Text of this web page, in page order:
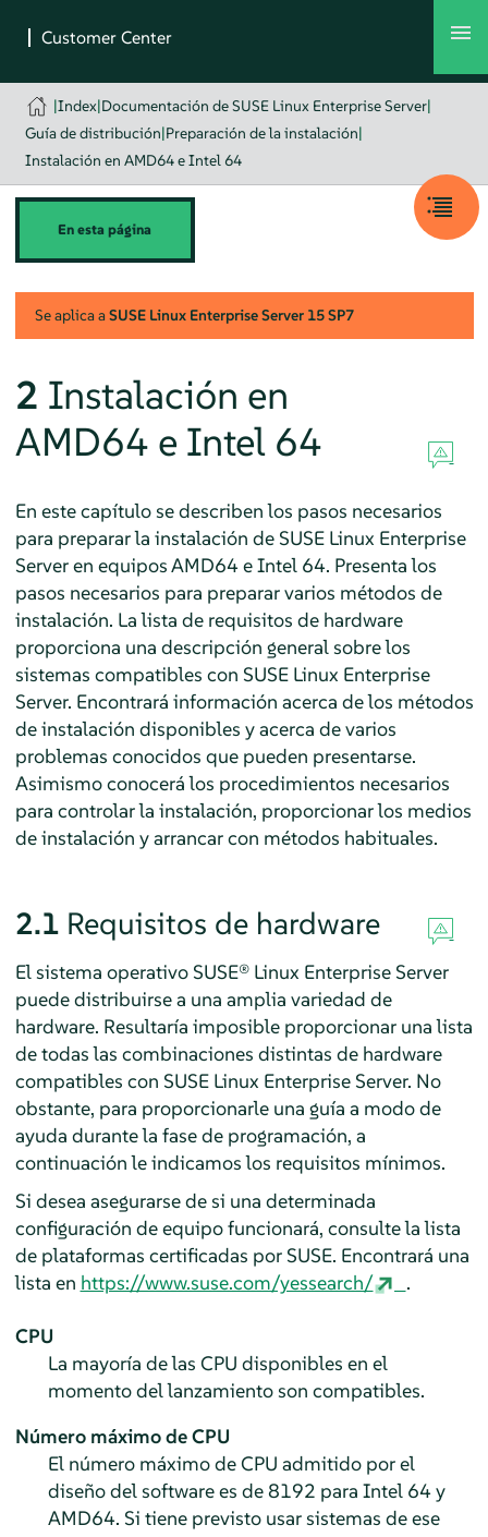
|Index|Documentación de SUSE Linux Enterprise Server|
Guía de distribución|Preparación de la instalación|
Instalación en AMD64 e Intel 64
En esta página
Se aplica aSUSE Linux Enterprise Server 15 SP7
2 Instalación en
AMD64 e Intel 64
En este capítulo se describen los pasos necesarios
para preparar la instalación de SUSE Linux Enterprise
Serveren equipos AMD64 e Intel 64. Presenta los
pasos necesarios para preparar varios métodos de
instalación. La lista de requisitos de hardware
proporciona una descripción general sobre los
sistemas compatibles con SUSE Linux Enterprise
Server. Encontrará información acerca de los métodos
de instalación disponibles y acerca de varios
problemas conocidos que pueden presentarse.
Asimismo conocerá los procedimientos necesarios
para controlar la instalación, proporcionar los medios
de instalación y arrancar con métodos habituales.
2.1 Requisitos de hardware
El sistema operativo SUSE® Linux Enterprise Server
puede distribuirse a una amplia variedad de
hardware. Resultaría imposible proporcionar una lista
de todas las combinaciones distintas de hardware
compatibles con SUSE Linux Enterprise Server. No
obstante, para proporcionarle una guía a modo de
ayuda durante la fase de programación, a
continuación le indicamos los requisitos mínimos.
Si desea asegurarse de si una determinada
configuración de equipo funcionará, consulte la lista
de plataformas certificadas por SUSE. Encontrará una
lista en https://www.suse.com/yessearch/ .
CPU
La mayoría de las CPU disponibles en el
momento del lanzamiento son compatibles.
Número máximo de CPU
El número máximo de CPU admitido por el
diseño del software es de 8192 para Intel 64 y
AMD64. Si tiene previsto usar sistemas de ese